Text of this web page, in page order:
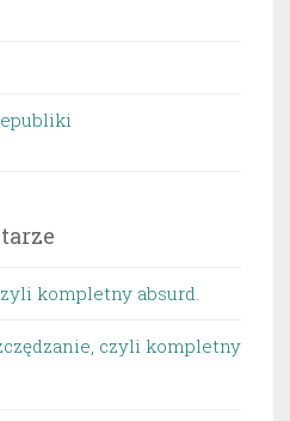
kompletny absurd.
czyli kompletny